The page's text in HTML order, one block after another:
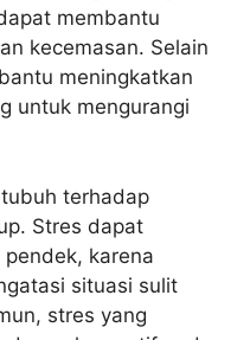
membantu
kecemasan. Selain
meningkatkan
untuk mengurangi
terhadap
Stres dapat
karena
situasi sulit
stres yang